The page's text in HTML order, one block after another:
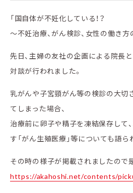
「国自体が不妊化している！？
〜不妊治療、がん検診、女性の働き
先日、主婦の友社の企画による院長
対談が行われました。
乳がんや子宮頸がん等の検診の大切
てしまった場合、
治療前に卵子や精子を凍結保存して
す「がん生殖医療」等についても語ら
その時の様子が掲載されましたので
https://akahoshi.net/contents/